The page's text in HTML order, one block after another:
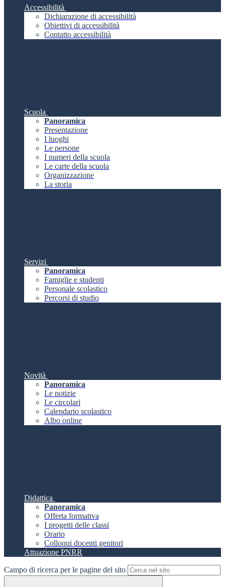
Accessibilità
Dichiarazione di accessibilità
Obiettivi di accessibilità
Contatto accessibilità
Scuola
Panoramica
Presentazione
I luoghi
Le persone
I numeri della scuola
Le carte della scuola
Organizzazione
La storia
Servizi
Panoramica
Famiglie e studenti
Personale scolastico
Percorsi di studio
Novità
Panoramica
Le notizie
Le circolari
Calendario scolastico
Albo online
Didattica
Panoramica
Offerta formativa
I progetti delle classi
Orario
Colloqui docenti genitori
Attuazione PNRR
Campo di ricerca per le pagine del sito